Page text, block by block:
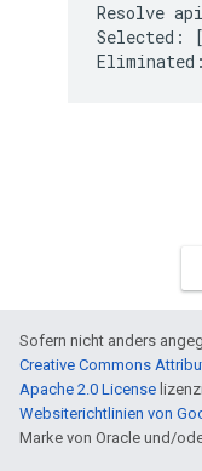
Resolve
Selected:
Sofern nicht anders
Creative Commons
Apache 2.0 License
Websiterichtlinien von
Marke von Oracle und/